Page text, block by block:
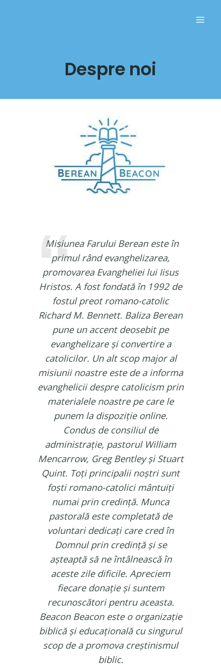
Despre noi
Misiunea Farului Berean este în
primul rând evanghelizarea,
promovarea Evangheliei lui Iisus
Hristos. A fost fondată în 1992 de
fostul preot romano-catolic
Richard M. Bennett. Baliza Berean
pune un accent deosebit pe
evanghelizare și convertire a
catolicilor. Un alt scop major al
misiunii noastre este de a informa
evanghelicii despre catolicism prin
materialele noastre pe care le
punem la dispoziție online.
Condus de consiliul de
administrație, pastorul William
Mencarrow, Greg Bentley și Stuart
Quint. Toți principalii noștri sunt
foști romano-catolici mântuiți
numai prin credință. Munca
pastorală este completată de
voluntari dedicați care cred în
Domnul prin credință și se
așteaptă să ne întâlnească în
aceste zile dificile. Apreciem
fiecare donație și suntem
recunoscători pentru aceasta.
Beacon Beacon este o organizație
biblică și educațională cu singurul
scop de a promova creștinismul
biblic.